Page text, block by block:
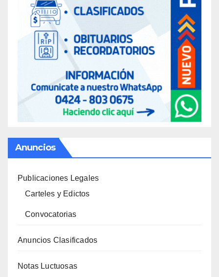
Anuncios
Publicaciones Legales
Carteles y Edictos
Convocatorias
Anuncios Clasificados
Notas Luctuosas